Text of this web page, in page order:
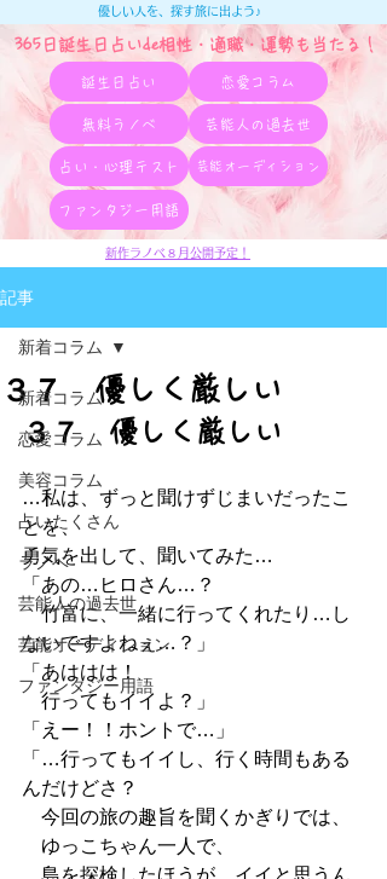
365日誕生日占いde相性・適職・​運勢も当たる！
優しい人を、探す旅に出よう♪
誕生日占い 恋愛コラム
無料ラノベ 芸能人の過去世
占い・心理テスト 芸能オーディション
ファンタジー用語
新作ラノベ８月公開予定！
記事
新着コラム
恋愛コラム
美容コラム
占いたくさん
ラノベ
芸能人の過去世
芸能オーディション
ファンタジー用語
新着コラム
３７ 優しく厳しい
３７　優しく厳しい
…私は、ずっと聞けずじまいだったこ
とを、
勇気を出して、聞いてみた…
「あの…ヒロさん…？
竹富に、一緒に行ってくれたり…し
ないですよねぇ…？」
「あははは！
行ってもイイよ？」
「えー！！ホントで…」
「…行ってもイイし、行く時間もある
んだけどさ？
今回の旅の趣旨を聞くかぎりでは、
ゆっこちゃん一人で、
島を探検したほうが、イイと思うん